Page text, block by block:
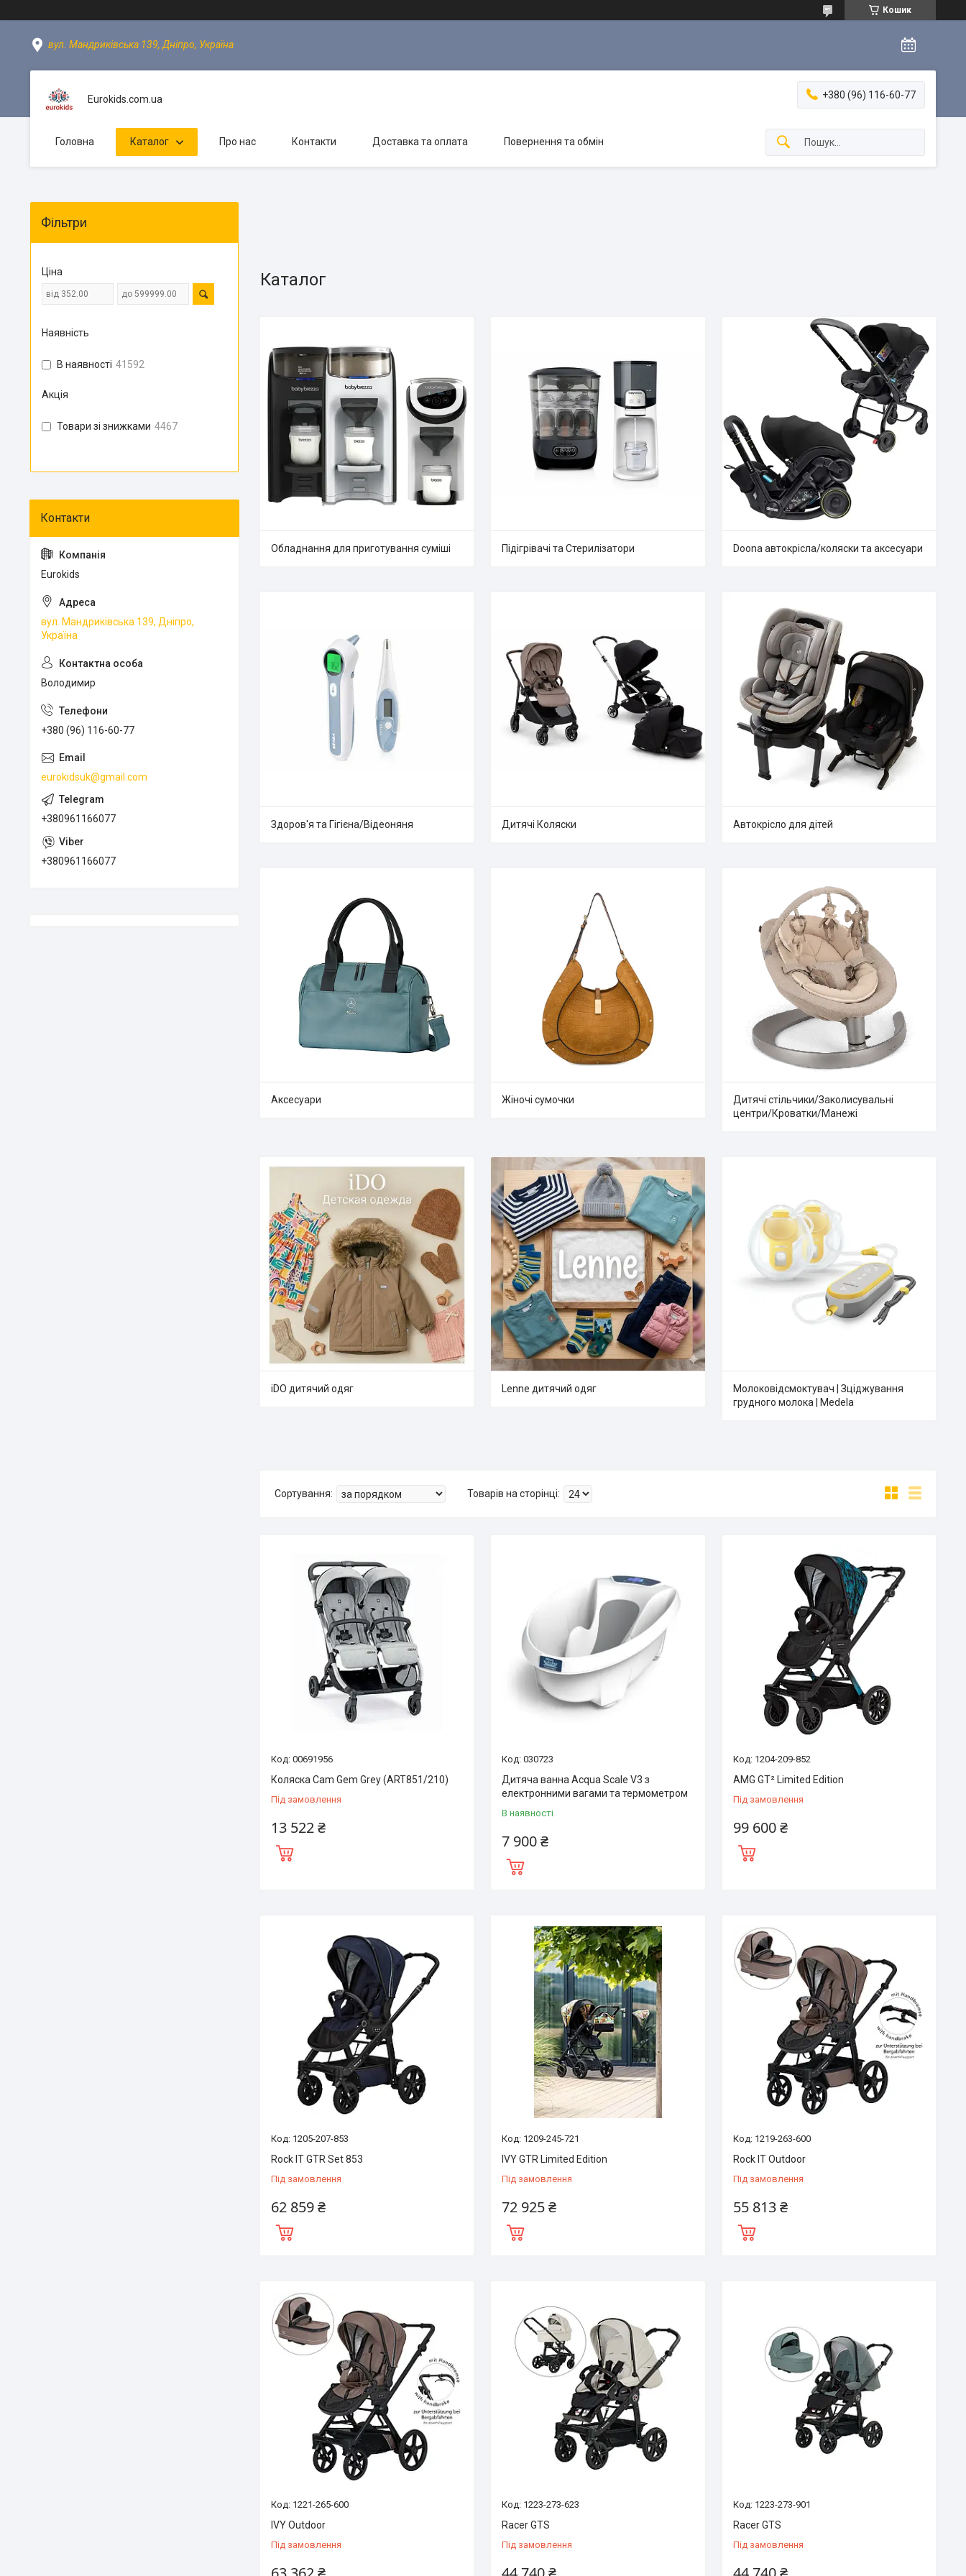
Кошик
вул. Мандриківська 139, Дніпро, Україна
Eurokids.com.ua +380 (96) 116-60-77
Головна Каталог Про нас Контакти Доставка та оплата Повернення та обмін
Каталог
Обладнання для приготування суміші Підігрівачі та Стерилізатори Doona автокрісла/коляски та аксесуари
Здоров'я та Гігієна/Відеоняня Дитячі Коляски Автокрісло для дітей
Аксесуари Жіночі сумочки
Дитячі стільчики/Заколисувальні
центри/Кроватки/Манежі
iDO дитячий одяг Lenne дитячий одяг
Молоковідсмоктувач | Зціджування
грудного молока | Medela
00691956
Коляска Cam Gem Grey (ART851/210)
Під замовлення
13 522 ₴
030723
Дитяча ванна Aсqua Scale V3 з
електронними вагами та термометром
В наявності
7 900 ₴
1204-209-852
AMG GT² Limited Edition
Під замовлення
99 600 ₴
1205-207-853
Rock IT GTR Set 853
Під замовлення
62 859 ₴
1209-245-721
IVY GTR Limited Edition
Під замовлення
72 925 ₴
1219-263-600
Rock IT Outdoor
Під замовлення
55 813 ₴
1221-265-600
IVY Outdoor
Під замовлення
1223-273-623
Racer GTS
Під замовлення
1223-273-901
Racer GTS
Під замовлення
Фільтри
Ціна
Наявність
В наявності 41592
Акція
Товари зі знижками 4467
Eurokids
вул. Мандриківська 139, Дніпро,
Україна
Володимир
+380 (96) 116-60-77
eurokidsuk@gmail.com
+380961166077
+380961166077